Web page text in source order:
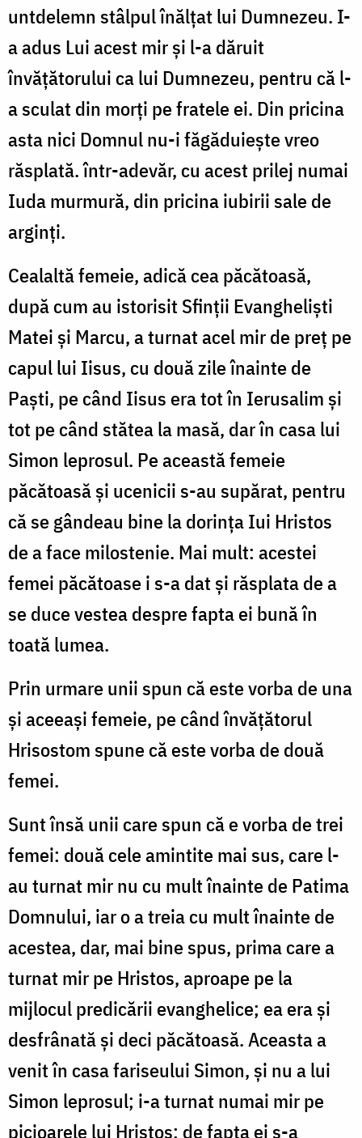
untdelemn stâlpul înălțat lui Dumnezeu. I-
a adus Lui acest mir și l-a dăruit
învățătorului ca lui Dumnezeu, pentru că l-
a sculat din morți pe fratele ei. Din pricina
asta nici Domnul nu-i făgă­duiește vreo
răsplată. într-adevăr, cu acest prilej numai
Iuda murmură, din pricina iubirii sale de
arginți.
Cealaltă femeie, adică cea păcătoasă,
după cum au istorisit Sfinții Evangheliști
Matei și Marcu, a turnat acel mir de preț pe
capul lui Iisus, cu două zile înainte de
Paști, pe când Iisus era tot în Ierusalim și
tot pe când stătea la masă, dar în casa lui
Simon leprosul. Pe această femeie
păcătoasă și ucenicii s-au supărat, pentru
că se gândeau bine la dorința Iui Hristos
de a face miloste­nie. Mai mult: acestei
femei păcătoase i s-a dat și răsplata de a
se duce vestea despre fapta ei bună în
toată lumea.
Prin urmare unii spun că este vorba de una
și aceeași femeie, pe când învățătorul
Hrisostom spune că este vorba de două
femei.
Sunt însă unii care spun că e vorba de trei
femei: două cele amintite mai sus, care l-
au turnat mir nu cu mult înainte de Patima
Domnului, iar o a treia cu mult înainte de
acestea, dar, mai bine spus, prima care a
turnat mir pe Hristos, aproape pe la
mijlocul predicării evanghelice; ea era și
desfrânată și deci păcătoasă. Aceasta a
venit în casa fariseului Simon, și nu a lui
Simon leprosul; i-a turnat numai mir pe
picioarele lui Hristos; de fapta ei s-a